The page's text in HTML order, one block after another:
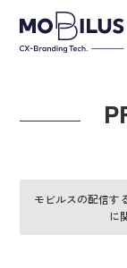
モビル
導入事
ユース
モビルスの配信す
に